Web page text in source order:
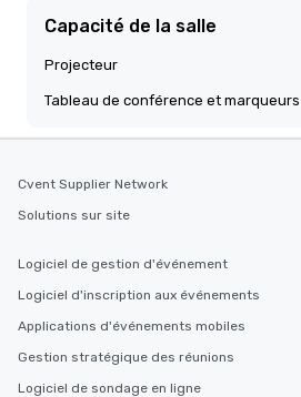
Capacité de la salle
Projecteur
Tableau de conférence et marqueurs
Cvent Supplier Network
Solutions sur site
Logiciel de gestion d'événement
Logiciel d'inscription aux événements
Applications d'événements mobiles
Gestion stratégique des réunions
Logiciel de sondage en ligne